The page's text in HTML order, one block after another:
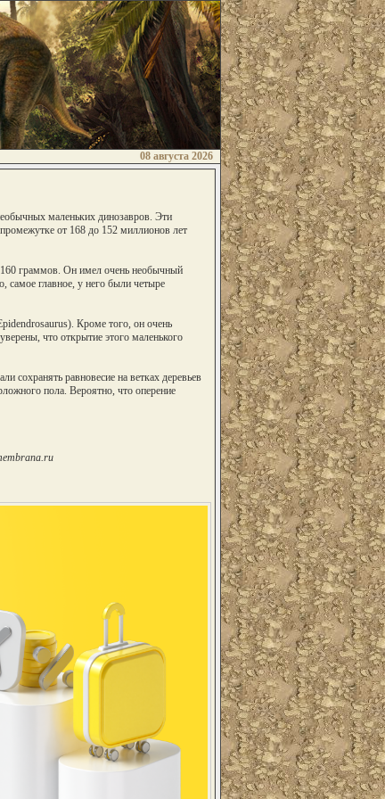
08 августа 2026
маленьких динозавров. Эти
от 168 до 152 миллионов лет
160 граммов. Он имел очень необычный
главное, у него были четыре
Кроме того, он очень
что открытие этого маленького
сохранять равновесие на ветках деревьев
пола. Вероятно, что оперение